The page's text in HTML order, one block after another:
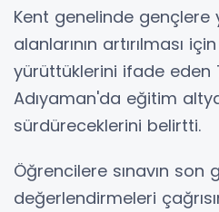
Kent genelinde gençlere
alanlarının artırılması
yürüttüklerini ifade eden
Adıyaman'da eğitim
sürdüreceklerini belirtti.
Öğrencilere sınavın son
değerlendirmeleri